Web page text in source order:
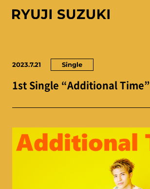
2023.7.21 Single
1st Single “Additional Time”